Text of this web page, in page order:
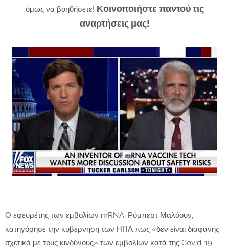
όμως να βοηθήσετε! Κοινοποιήστε παντού τις
αναρτήσεις μας!
Ο εφευρέτης των εμβολίων mRNA, Ρόμπερτ Μαλόουν,
κατηγόρησε την κυβέρνηση των ΗΠΑ πως «δεν είναι διαφανής
σχετικά με τους κινδύνους» των εμβολίων κατά της Covid-19,